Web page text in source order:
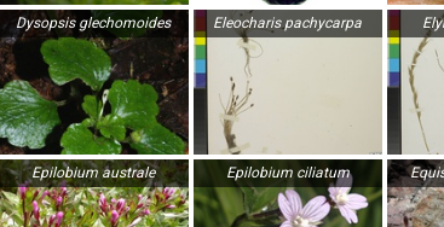
Dysopsis glechomoides Eleocharis pachycarpa
Epilobium australe Epilobium ciliatum